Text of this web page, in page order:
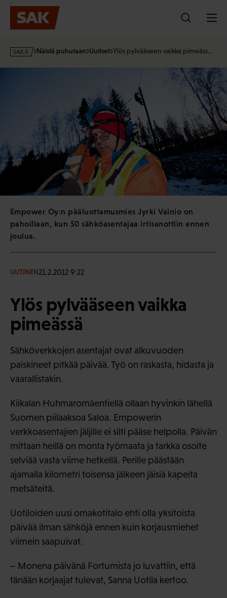
Hyppää
sisältöön
s
Näistä puhutaan Uutiset Ylös pylvääseen vaikka pimeäss…
Empower Oy:n pääluottamusmies Jyrki Vainio on
pahoillaan, kun 50 sähköasentajaa irtisanottiin ennen
joulua.
UUTINEN21.2.2012 9:22
Ylös pylvääseen vaikka
pimeässä
Sähköverkkojen asentajat ovat alkuvuoden
paiskineet pitkää päivää. Työ on raskasta, hidasta ja
vaarallistakin.
Kiikalan Huhmaromäentiellä ollaan hyvinkin lähellä
Suomen piilaaksoa Saloa. Empowerin
verkkoasentajien jäljille ei silti pääse helpolla. Päivän
mittaan heillä on monta työmaata ja tarkka osoite
selviää vasta viime hetkellä. Perille päästään
ajamalla kilometri toisensa jälkeen jäisiä kapeita
metsäteitä.
Uotiloiden uusi omakotitalo ehti olla yksitoista
päivää ilman sähköjä ennen kuin korjausmiehet
viimein saapuivat.
– Monena päivänä Fortumista jo luvattiin, että
tänään korjaajat tulevat, Sanna Uotila kertoo.